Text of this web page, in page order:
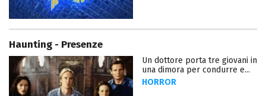
Haunting - Presenze
Un dottore porta tre giovani in
una dimora per condurre e...
HORROR